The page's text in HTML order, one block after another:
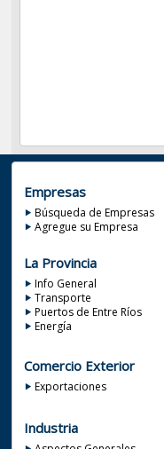
Empresas
Búsqueda de Empresas
Agregue su Empresa
La Provincia
Info General
Transporte
Puertos de Entre Ríos
Energía
Comercio Exterior
Exportaciones
Industria